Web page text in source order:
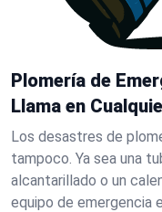
Plomería de
Llama en
Los desastres de
tampoco. Ya sea una
alcantarillado o un
equipo de emergencia